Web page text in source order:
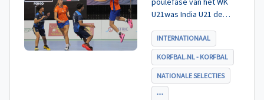
U21was India U21 de
verwacht werd ook dit
duel met ruime cijfers
gewonnen en daarmee
eindigt Nederland U21
als koploper in poule A.
INTERNATIONAAL
KORFBAL.NL - KORFBAL
NATIONALE SELECTIES